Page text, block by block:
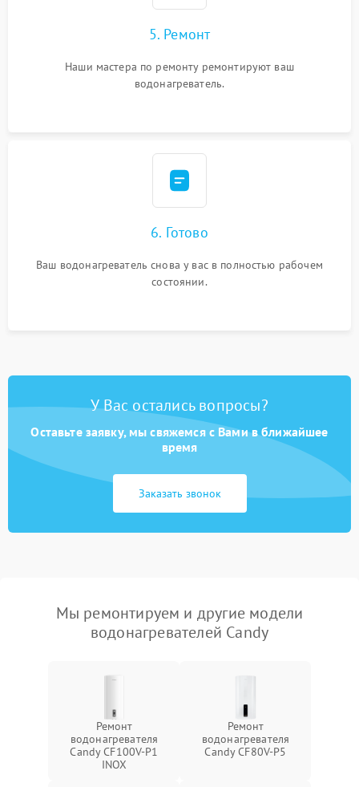
5. Ремонт
Наши мастера по ремонту ремонтируют ваш
водонагреватель.
6. Готово
Ваш водонагреватель снова у вас в полностью рабочем
состоянии.
У Вас остались вопросы?
Оставьте заявку, мы свяжемся с Вами в ближайшее
время
Заказать звонок
Мы ремонтируем и другие модели
водонагревателей Candy
Ремонт
водонагревателя
Candy CF100V-P1
INOX
Ремонт
водонагревателя
Candy CF80V-P5